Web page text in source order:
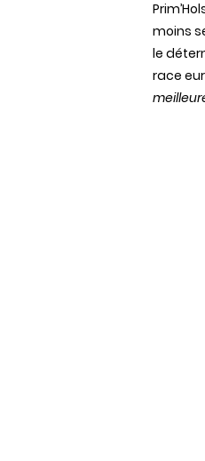
moins
le
race